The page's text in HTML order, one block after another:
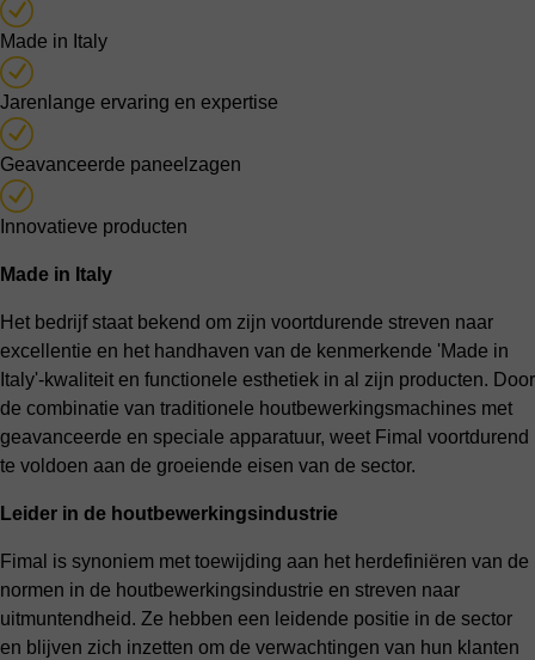
Made in Italy
Jarenlange ervaring en expertise
Geavanceerde paneelzagen
Innovatieve producten
Made in Italy
Het bedrijf staat bekend om zijn voortdurende streven naar
excellentie en het handhaven van de kenmerkende 'Made in
Italy'-kwaliteit en functionele esthetiek in al zijn producten. Door
de combinatie van traditionele houtbewerkingsmachines met
geavanceerde en speciale apparatuur, weet Fimal voortdurend
te voldoen aan de groeiende eisen van de sector.
Leider in de houtbewerkingsindustrie
Fimal is synoniem met toewijding aan het herdefiniëren van de
normen in de houtbewerkingsindustrie en streven naar
uitmuntendheid. Ze hebben een leidende positie in de sector
en blijven zich inzetten om de verwachtingen van hun klanten